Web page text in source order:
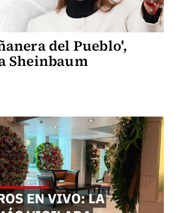
del Pueblo',
Sheinbaum